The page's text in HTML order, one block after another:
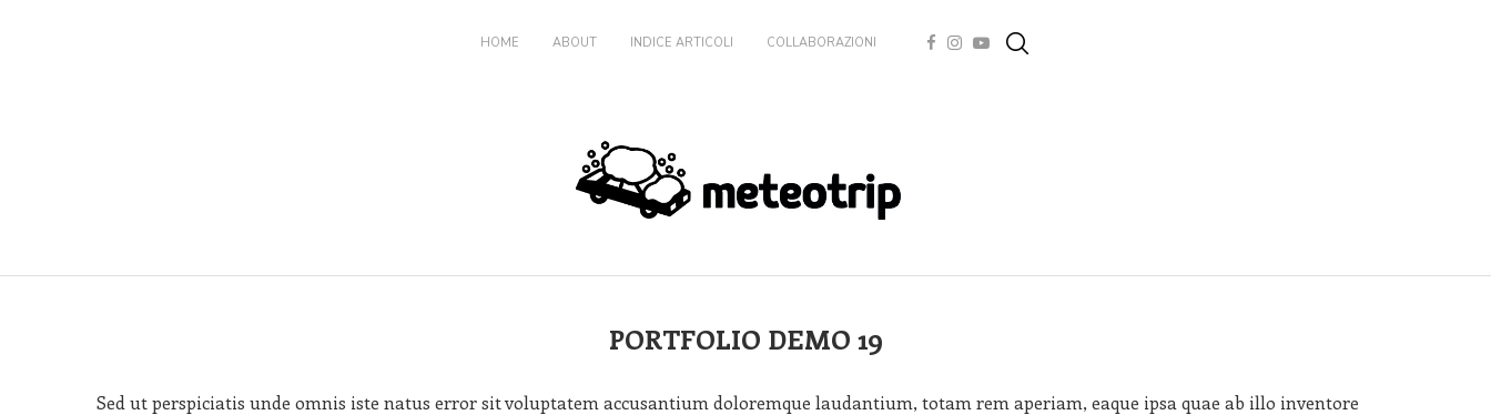
HOME ABOUT INDICE ARTICOLI COLLABORAZIONI
PORTFOLIO DEMO 19
Sed ut perspiciatis unde omnis iste natus error sit voluptatem accusantium doloremque laudantium, totam rem aperiam, eaque ipsa quae ab illo inventore